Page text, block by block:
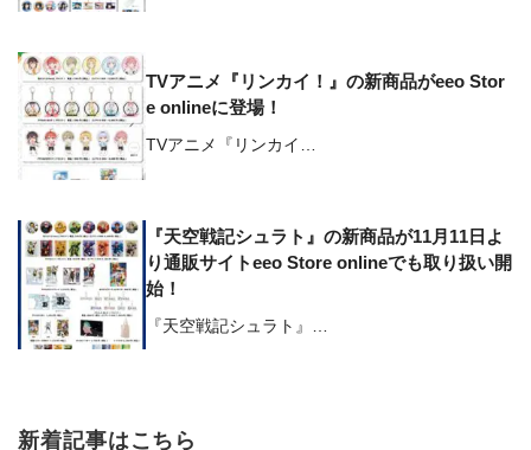
TVアニメ『リンカイ！』の新商品がeeo Stor
e onlineに登場！
TVアニメ『リンカイ…
『天空戦記シュラト』の新商品が11月11日よ
り通販サイトeeo Store onlineでも取り扱い開
始！
『天空戦記シュラト』…
新着記事はこちら